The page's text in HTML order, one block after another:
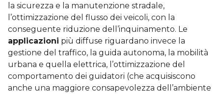
la sicurezza e la manutenzione stradale,
l’ottimizzazione del flusso dei veicoli, con la
conseguente riduzione dell’inquinamento. Le
applicazioni più diffuse riguardano invece la
gestione del traffico, la guida autonoma, la mobilità
urbana e quella elettrica, l’ottimizzazione del
comportamento dei guidatori (che acquisiscono
anche una maggiore consapevolezza dell’ambiente